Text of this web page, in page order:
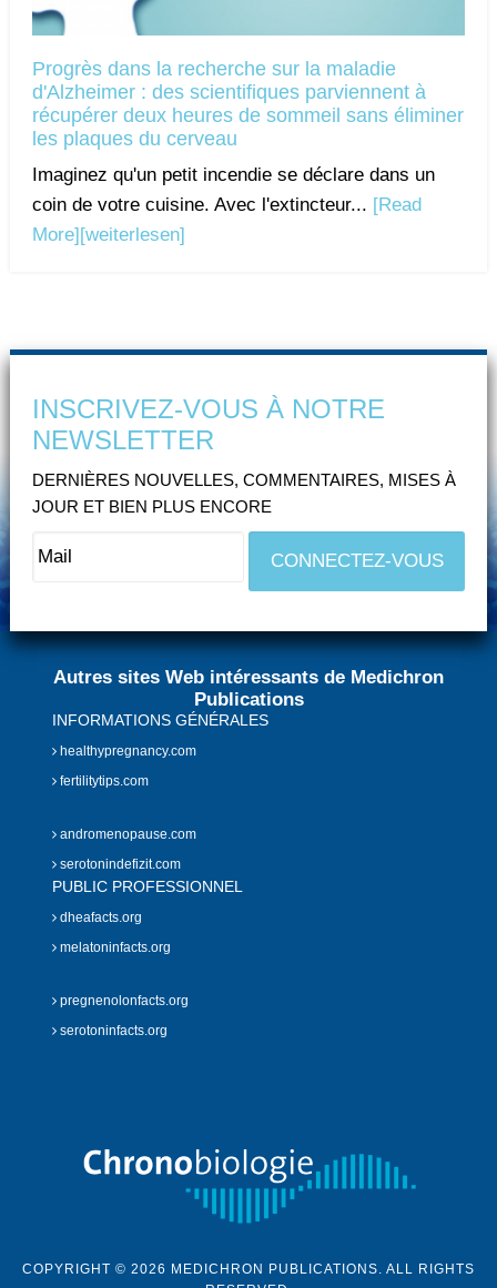
Progrès dans la recherche sur la maladie
d'Alzheimer : des scientifiques parviennent à
récupérer deux heures de sommeil sans éliminer
les plaques du cerveau
Imaginez qu'un petit incendie se déclare dans un
coin de votre cuisine. Avec l'extincteur... [Read
More][weiterlesen]
INSCRIVEZ-VOUS À NOTRE
NEWSLETTER
DERNIÈRES NOUVELLES, COMMENTAIRES, MISES À
JOUR ET BIEN PLUS ENCORE
Autres sites Web intéressants de Medichron
Publications
INFORMATIONS GÉNÉRALES
healthypregnancy.com
fertilitytips.com
andromenopause.com
serotonindefizit.com
PUBLIC PROFESSIONNEL
dheafacts.org
melatoninfacts.org
pregnenolonfacts.org
serotoninfacts.org
COPYRIGHT © 2026 MEDICHRON PUBLICATIONS. ALL RIGHTS